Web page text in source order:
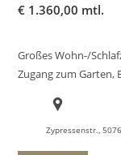
€ 1.360,00 mtl.
Großes Wohn-/
Zugang zum Garten,
Zypressenstr.,